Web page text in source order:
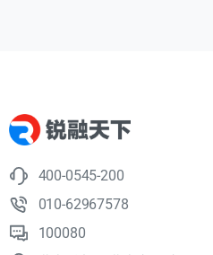
400-0545-200
010-62967578
100080